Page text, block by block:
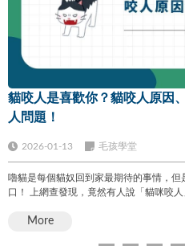
貓咬人是喜歡你？貓咬人原因
人問題！
2026-01-13 毛孩學堂
嚕貓是每個貓奴回到家最期待的事情，
口！ 上網查發現，竟然有人說「貓咪咬
More